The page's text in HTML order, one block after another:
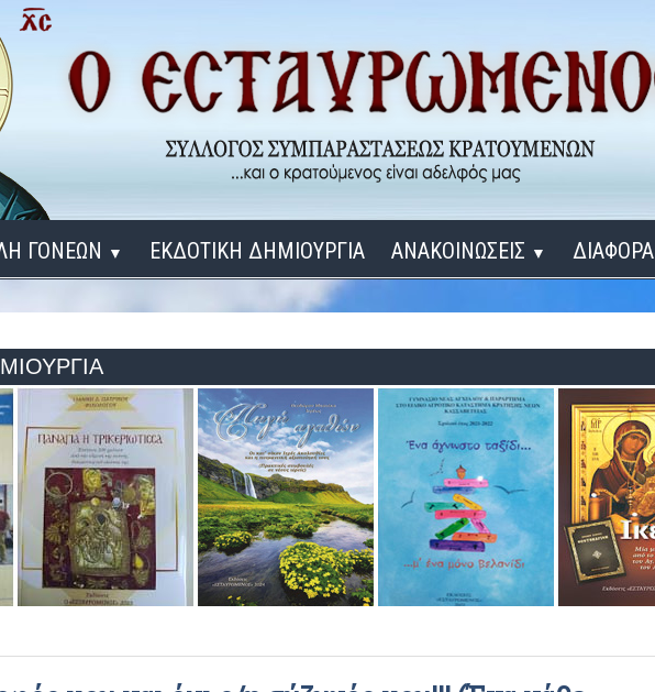
ΓΟΝΕΩΝ ▼ ΕΚΔΟΤΙΚΗ ΔΗΜΙΟΥΡΓΙΑ ΑΝΑΚΟΙΝΩΣΕΙΣ ▼
ΔΙΔΑΞΟΝ ΜΕ, ΚΥΡΙΕ
ΓΙΑ ΤΟΥΣ ΜΙΚΡΟΥΣ ΜΑΣ ΦΙΛΟΥΣ
ΡΑΔΙΟΦΩΝΙΚΕΣ ΕΚΠΟΜΠΕΣ
ΒΙΝΤΕΟ
ΔΙΑΦΟΡΑ